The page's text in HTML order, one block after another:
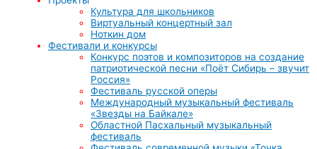
Культура для школьников
Виртуальный концертный зал
Ноткин дом
Фестивали и конкурсы
Конкурс поэтов и композиторов на создание
патриотической песни «Поёт Сибирь – звучит
Россия»
Фестиваль русской оперы
Международный музыкальный фестиваль
«Звезды на Байкале»
Областной Пасхальный музыкальный
фестиваль